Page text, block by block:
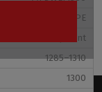
MI DWL 130205 VPE
Transparent
1285–1310
1300